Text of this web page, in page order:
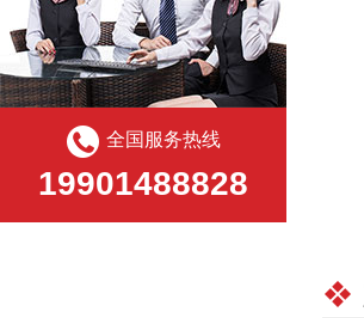
全国服务热线
19901488828